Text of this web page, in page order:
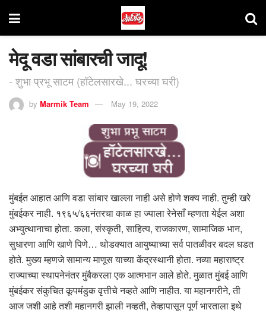
मेदू वडा सांबारची जादू!
- शुभा प्रभू साटम (हॉटेलसारखे... घरच्या घरी)
by Marmik Team May 19, 2022
मुंबईत आहात आणि वडा सांबार खाल्ला नाही असे होणे शक्य नाही. तुम्ही खरे
मुंबईकर नाही. १९६५/६६नंतरचा काळ हा ज्याला रेनेसाँ म्हणता येईल अशा
अभ्युत्थानाचा होता. कला, संस्कृती, साहित्य, राजकारण, सामाजिक भान,
सुधारणा आणि खाणे पिणे… थोडक्यात आयुष्याच्या सर्व पातळीवर बदल घडत
होते. मुख्य म्हणजे सामान्य माणूस याच्या केंद्रस्थानी होता. नव्या महाराष्ट्र
राज्याच्या स्थापनेनंतर मुंबैकरला एक आत्मभान आले होते. मुळात मुंबई आणि
मुंबईकर संकुचित कूपमंडुक वृत्तीचे नव्हते आणि नाहीत. या महानगरीने, ती
आज जशी आहे तशी महानगरी झाली नव्हती, तेव्हापासून पूर्ण भारताला इथे